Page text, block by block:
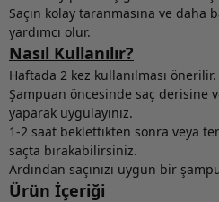
Saçın kolay taranmasına ve daha
yardımcı olur.
Nasıl Kullanılır?
Haftada 2 kez kullanılması önerilir.
Şampuan öncesinde saç derisine
yaparak uygulayınız.
1-2 saat beklettikten sonra veya
saçta bırakabilirsiniz.
Ardından saçınızı uygun bir
Ürün İçeriği